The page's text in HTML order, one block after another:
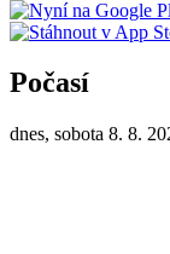
Počasí
dnes, sobota 8. 8.